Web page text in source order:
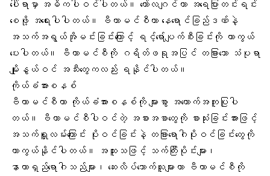
ပေါ်ရာမှာ အဓိကပါဝင်ပါတယ်။ ကော်လဂျင်ဟာ အရေပြားတင်းရင်း
စေဖို့ အရေးပါပါတယ်။ ဗီတာမင်စီဟာ နေရောင်ခြည်ဒဏ်နဲ့
အသက်အရွယ်အိုမင်းခြင်းကြောင့် ရင့်ရော်ပျက်စီးခြင်းကို ကာကွယ်
ပေးပါတယ်။ ဗီတာမင်စီကို ဂရိတ်ဖရုအပြင် တခြားသော သံပုရာ
မျိုးနွယ်ဝင် အသီးတွေကလည်း ရနိုင်ပါတယ်။
ကိုယ်ခံအားစနစ်
ဗီတာမင်စီဟာ ကိုယ်ခံအားစနစ်ကို များစွာ အထောက်အကူပြုပါ
တယ်။ ဗီတာမင်စီပါဝင်တဲ့ အစားအစာတွေကို စားသုံးခြင်းအားဖြင့်
အသက်ရှူလမ်းကြောင်း ပိုးဝင်ခြင်းနဲ့ တခြားရောဂါပိုးဝင်ခြင်းတွေကို
ကာကွယ်နိုင်ပါတယ်။ အထူးသဖြင့် သက်ကြီးပိုင်းများ၊
နာတာရှည်ရောဂါသည်များ၊ ဆေးလိပ်သောက်သူများဟာ ဗီတာမင်စီကို